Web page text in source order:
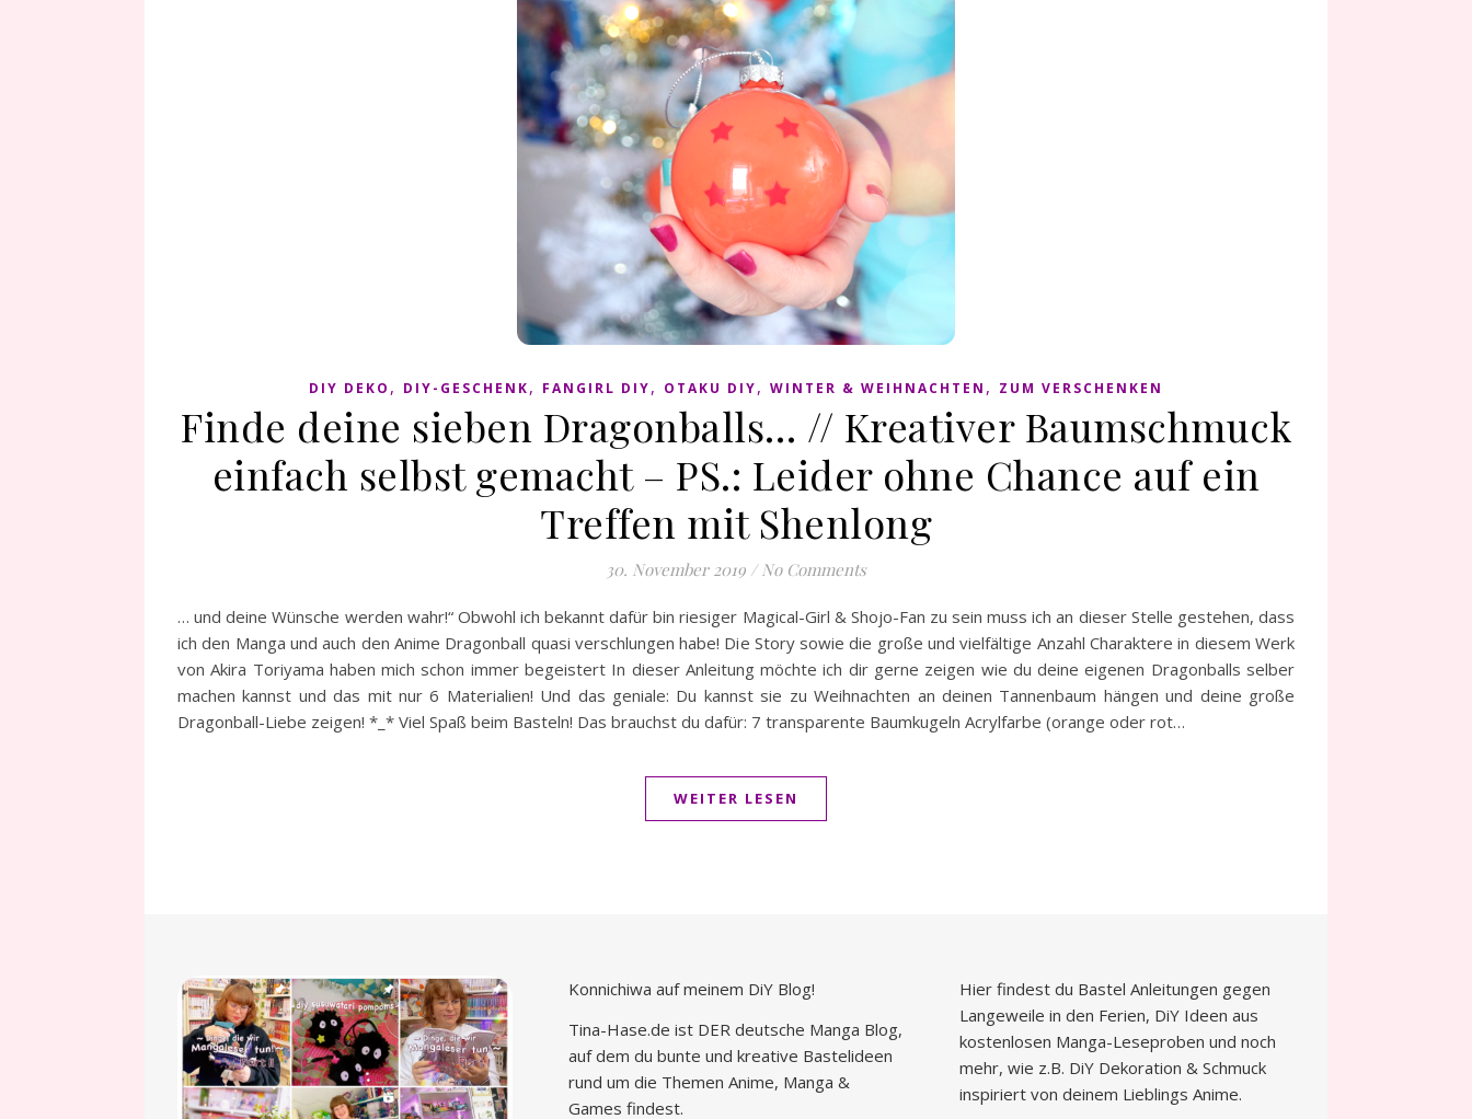
DIY DEKO , DIY-GESCHENK, FANGIRL DIY, OTAKU DIY, WINTER & WEIHNACHTEN , ZUM VERSCHENKEN
Finde deine sieben Dragonballs… // Kreativer Baumschmuck
einfach selbst gemacht – PS.: Leider ohne Chance auf ein
Treffen mit Shenlong
30. November 2019 / No Comments
… und deine Wünsche werden wahr!“ Obwohl ich bekannt dafür bin riesiger Magical-Girl & Shojo-Fan zu sein muss ich an dieser Stelle gestehen, dass
ich den Manga und auch den Anime Dragonball quasi verschlungen habe! Die Story sowie die große und vielfältige Anzahl Charaktere in diesem Werk
von Akira Toriyama haben mich schon immer begeistert In dieser Anleitung möchte ich dir gerne zeigen wie du deine eigenen Dragonballs selber
machen kannst und das mit nur 6 Materialien! Und das geniale: Du kannst sie zu Weihnachten an deinen Tannenbaum hängen und deine große
Dragonball-Liebe zeigen! *_* Viel Spaß beim Basteln! Das brauchst du dafür: 7 transparente Baumkugeln Acrylfarbe (orange oder rot…
WEITER LESEN
Konnichiwa auf meinem DiY Blog!
Tina-Hase.de ist DER deutsche Manga Blog,
auf dem du bunte und kreative Bastelideen
rund um die Themen Anime, Manga &
Games findest.
Hier findest du Bastel Anleitungen gegen
Langeweile in den Ferien, DiY Ideen aus
kostenlosen Manga-Leseproben und noch
mehr, wie z.B. DiY Dekoration & Schmuck
inspiriert von deinem Lieblings Anime.